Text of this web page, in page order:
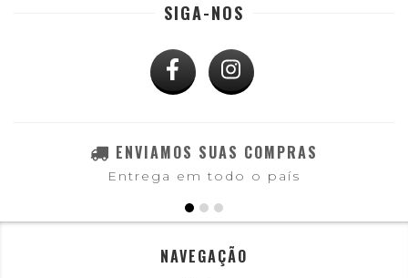
SIGA-NOS
ENVIAMOS SUAS COMPRAS
Entrega em todo o país
NAVEGAÇÃO